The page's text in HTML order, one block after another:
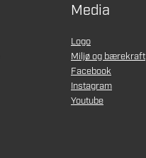
Media
Logo
Miljø og bærekraft
Facebook
Instagram
Youtube